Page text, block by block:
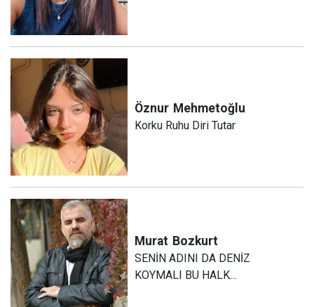
Öznur Mehmetoğlu
Korku Ruhu Diri Tutar
Murat Bozkurt
SENİN ADINI DA DENİZ
KOYMALI BU HALK…